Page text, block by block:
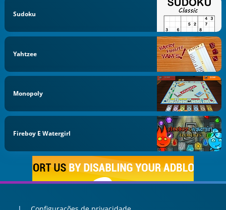
Sudoku
Yahtzee
Monopoly
Fireboy E Watergirl